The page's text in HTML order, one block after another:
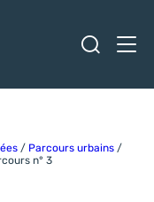
/ Parcours urbains /
n° 3